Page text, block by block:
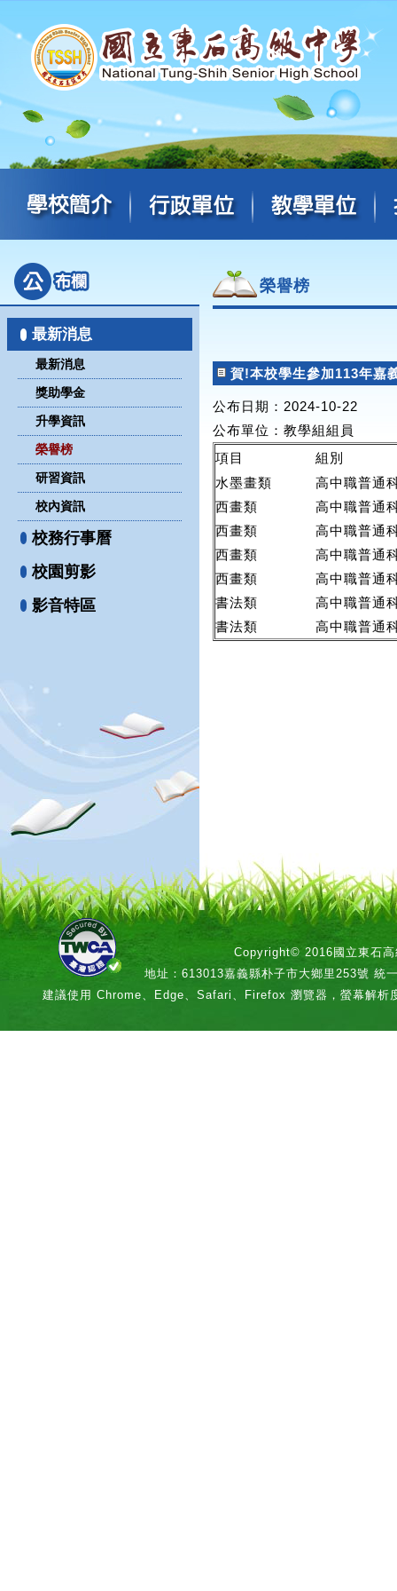
最新消息
最新消息
獎助學金
升學資訊
榮譽榜
研習資訊
校內資訊
校務行事曆
校園剪影
影音特區
榮譽榜
賀!本校學生參加113年嘉
公布日期：2024-10-22
公布單位 ：教學組組員
項目
組別
水墨畫類
高中職普通
西畫類
高中職普通
西畫類
高中職普通
西畫類
高中職普通
西畫類
高中職普通
書法類
高中職普通
書法類
高中職普通
Copyright© 2016國立東石高
地址：613013嘉義縣朴子市大鄉里253號 統
建議使用 Chrome、Edge、Safari、Firefox 瀏覽器，螢幕解